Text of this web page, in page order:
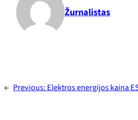
Žurnalistas
← Previous: Elektros energijos kaina